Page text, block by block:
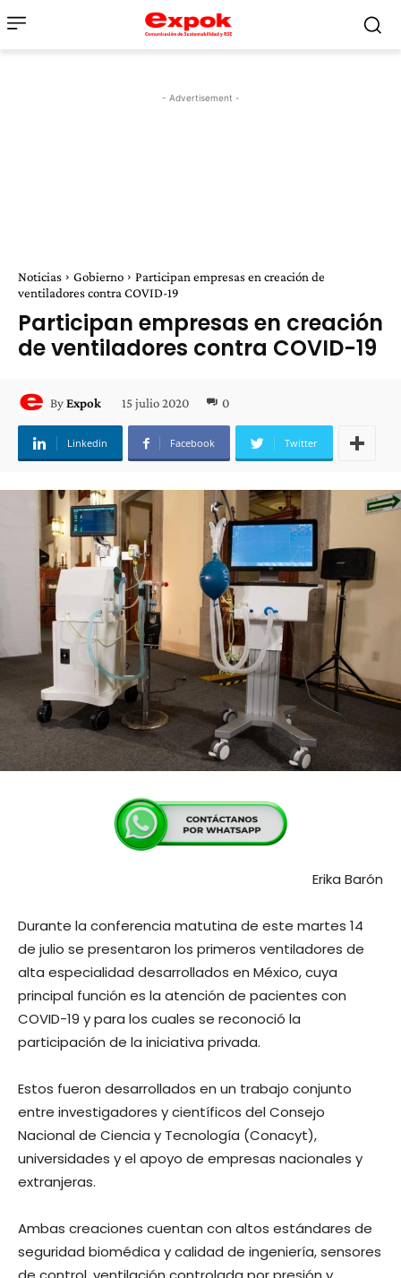
- Advertisement -
Noticias Gobierno
Participan empresas en creación de
ventiladores contra COVID-19
Participan empresas en creación
de ventiladores contra COVID-19
ByExpok 15 julio 2020 0
Linkedin Facebook Twitter
Erika Barón
Durante la conferencia matutina de este martes 14
de julio se presentaron los primeros ventiladores de
alta especialidad desarrollados en México, cuya
principal función es la atención de pacientes con
COVID-19 y para los cuales se reconoció la
participación de la iniciativa privada.
Estos fueron desarrollados en un trabajo conjunto
entre investigadores y científicos del Consejo
Nacional de Ciencia y Tecnología (Conacyt),
universidades y el apoyo de empresas nacionales y
extranjeras.
Ambas creaciones cuentan con altos estándares de
seguridad biomédica y calidad de ingeniería, sensores